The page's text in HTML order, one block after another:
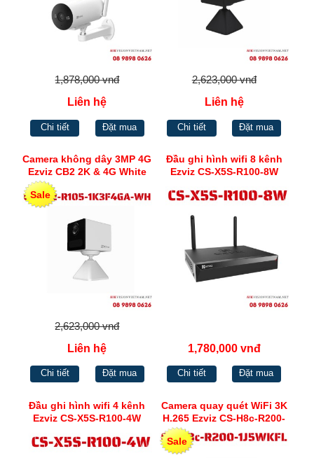
1,878,000 vnđ
Liên hệ
Chi tiết Đặt mua
2,623,000 vnđ
Liên hệ
Chi tiết Đặt mua
Camera không dây 3MP 4G
Ezviz CB2 2K & 4G White
Sale
2,623,000 vnđ
Liên hệ
Chi tiết Đặt mua
Đầu ghi hình wifi 8 kênh
Ezviz CS-X5S-R100-8W
1,780,000 vnđ
Chi tiết Đặt mua
Đầu ghi hình wifi 4 kênh
Ezviz CS-X5S-R100-4W
Camera quay quét WiFi 3K
H.265 Ezviz CS-H8c-R200-
1J5WKFL
Sale